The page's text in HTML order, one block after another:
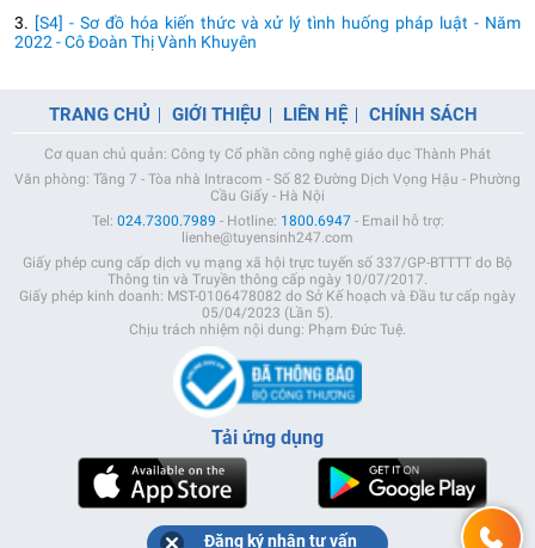
3. [S4] - Sơ đồ hóa kiến thức và xử lý tình huống pháp luật - Năm
2022 - Cô Đoàn Thị Vành Khuyên
TRANG CHỦ GIỚI THIỆU LIÊN HỆ CHÍNH SÁCH
Cơ quan chủ quản: Công ty Cổ phần công nghệ giáo dục Thành Phát
Văn phòng: Tầng 7 - Tòa nhà Intracom - Số 82 Đường Dịch Vọng Hậu - Phường
Cầu Giấy - Hà Nội
Tel: 024.7300.7989 - Hotline: 1800.6947- Email hỗ trợ:
lienhe@tuyensinh247.com
Giấy phép cung cấp dịch vụ mạng xã hội trực tuyến số 337/GP-BTTTT do Bộ
Thông tin và Truyền thông cấp ngày 10/07/2017.
Giấy phép kinh doanh: MST-0106478082 do Sở Kế hoạch và Đầu tư cấp ngày
05/04/2023 (Lần 5).
Chịu trách nhiệm nội dung: Phạm Đức Tuệ.
Tải ứng dụng
Đăng ký nhận tư vấn